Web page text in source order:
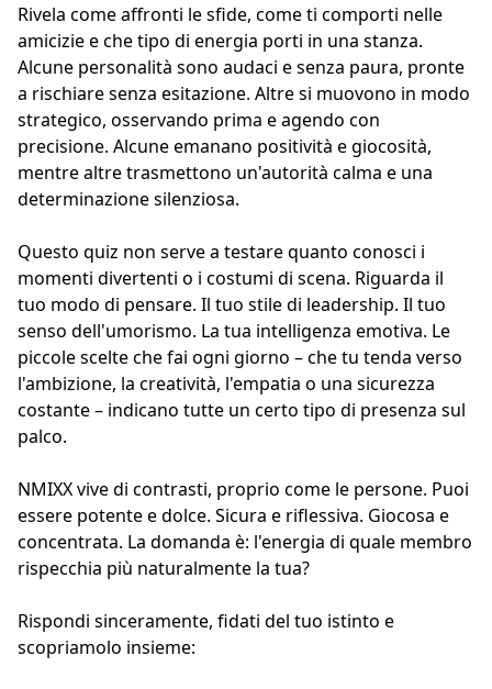
Rivela come affronti le sfide, come ti comporti nelle
amicizie e che tipo di energia porti in una stanza.
Alcune personalità sono audaci e senza paura, pronte
a rischiare senza esitazione. Altre si muovono in modo
strategico, osservando prima e agendo con
precisione. Alcune emanano positività e giocosità,
mentre altre trasmettono un'autorità calma e una
determinazione silenziosa.
Questo quiz non serve a testare quanto conosci i
momenti divertenti o i costumi di scena. Riguarda il
tuo modo di pensare. Il tuo stile di leadership. Il tuo
senso dell'umorismo. La tua intelligenza emotiva. Le
piccole scelte che fai ogni giorno – che tu tenda verso
l'ambizione, la creatività, l'empatia o una sicurezza
costante – indicano tutte un certo tipo di presenza sul
palco.
NMIXX vive di contrasti, proprio come le persone. Puoi
essere potente e dolce. Sicura e riflessiva. Giocosa e
concentrata. La domanda è: l'energia di quale membro
rispecchia più naturalmente la tua?
Rispondi sinceramente, fidati del tuo istinto e
scopriamolo insieme: